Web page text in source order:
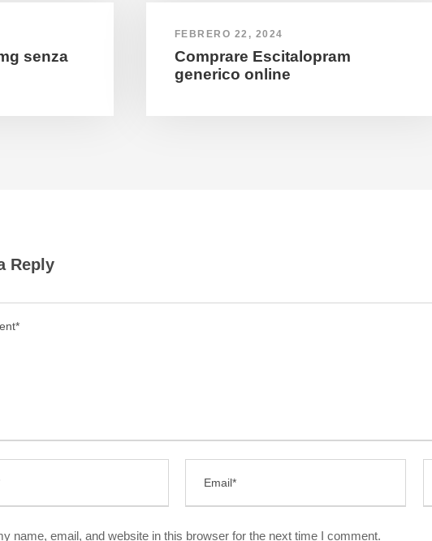
senza
FEBRERO 22, 2024
Comprare Escitalopram
generico online
Reply
name, email, and website in this browser for the next time I comment.